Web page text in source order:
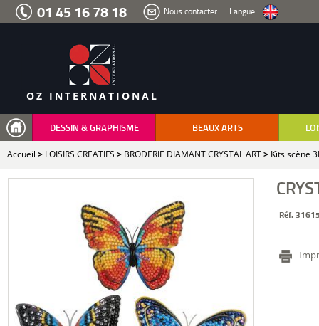
Aller
menu
recherche
01 45 16 78 18 Nous contacter Langue
OZ INTERNATIONAL
DESSIN & GRAPHISME BEAUX ARTS
Accueil > LOISIRS CREATIFS > BRODERIE DIAMANT CRYSTAL ART> Kits scène
Réf.